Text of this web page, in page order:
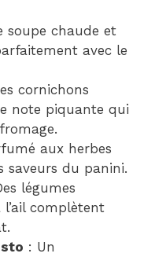
soupe chaude et
avec le
cornichons
note piquante qui
aux herbes
saveurs du panini.
légumes
complètent
: Un